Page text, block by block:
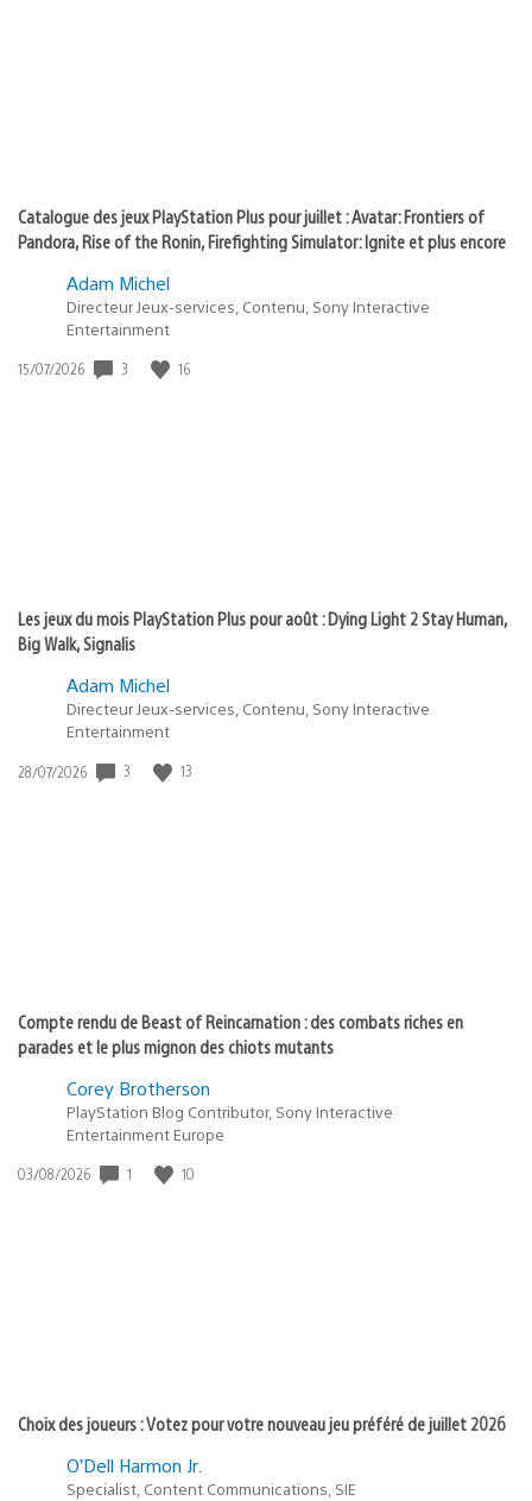
Catalogue des jeux PlayStation Plus pour juillet : Avatar: Frontiers of
Pandora, Rise of the Ronin, Firefighting Simulator: Ignite et plus encore
Adam Michel
Directeur Jeux-services, Contenu, Sony Interactive
Entertainment
Date
15/07/2026 3 16
Les jeux du mois PlayStation Plus pour août : Dying Light 2 Stay Human,
Big Walk, Signalis
Adam Michel
Directeur Jeux-services, Contenu, Sony Interactive
Entertainment
Date
28/07/2026 3 13
Compte rendu de Beast of Reincarnation : des combats riches en
parades et le plus mignon des chiots mutants
Corey Brotherson
PlayStation Blog Contributor, Sony Interactive
Entertainment Europe
Date
03/08/2026 1 10
Choix des joueurs : Votez pour votre nouveau jeu préféré de juillet 2026
O’Dell Harmon Jr.
Specialist, Content Communications, SIE